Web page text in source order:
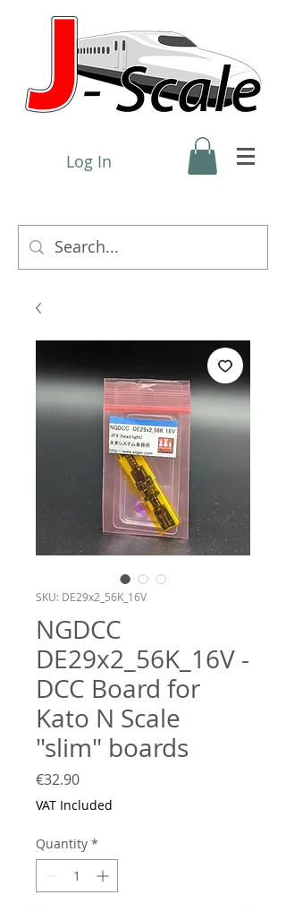
Log In
SKU: DE29x2_56K_16V
NGDCC
DE29x2_56K_16V -
DCC Board for
Kato N Scale
"slim" boards
€32.90Price
VAT Included
Quantity *